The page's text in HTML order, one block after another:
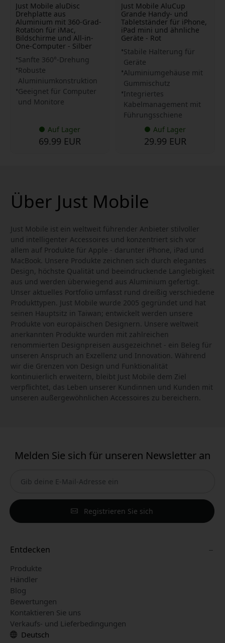
Just Mobile aluDisc
Drehplatte aus
Aluminium mit 360-Grad-
Rotation für iMac,
Bildschirme und All-in-
One-Computer - Silber
Sanfte 360°-Drehung
Robuste
Aluminiumkonstruktion
Geeignet für Computer
und Monitore
Auf Lager
69.99 EUR
Just Mobile AluCup
Grande Handy- und
Tabletständer für iPhone,
iPad mini und ähnliche
Geräte - Rot
Stabile Halterung für
Geräte
Aluminiumgehäuse mit
Gummischutz
Integriertes
Kabelmanagement mit
Führungsschiene
Auf Lager
29.99 EUR
Über Just Mobile
Just Mobile ist ein weltweit führender Anbieter stilvoller
und intelligenter Accessoires und konzentriert sich vor
allem auf Produkte für Apple - darunter iPhone, iPad und
MacBook. Unsere Produkte zeichnen sich durch elegantes
Design, höchste Qualität und beeindruckende Langlebigkeit
aus und werden überwiegend aus Aluminium gefertigt.
Unser aktuelles Portfolio umfasst rund dreißig verschiedene
Produkttypen. Just Mobile wurde 2005 gegründet und hat
seinen Hauptsitz in Taiwan; entwickelt werden unsere
Produkte von europäischen Designern. Unsere weltweit
anerkannten Produkte wurden mit zahlreichen
renommierten Designpreisen ausgezeichnet - ein Beleg für
unseren Anspruch an Exzellenz und Innovation. Während
wir die Grenzen von Design und Funktionalität
kontinuierlich erweitern, bleibt Just Mobile dem Ziel
verpflichtet, das Leben unserer Kundinnen und Kunden mit
unseren außergewöhnlichen Accessoires zu bereichern.
Melden Sie sich für unseren Newsletter an
Registrieren Sie sich
Entdecken
Produkte
Händler
Blog
Bewertungen
Kontaktieren Sie uns
Verkaufs- und Lieferbedingungen
Deutsch